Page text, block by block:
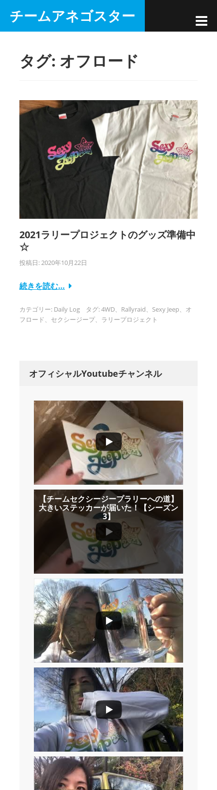
テ
チームアネゴスター
タグ: オフロード
2021ラリープロジェクトのグッズ準備中
☆
投稿日:2020年10月22日
続きを読む…
カテゴリー: Daily Log タグ:4WD、 Rallyraid、 Sexy Jeep、 オ
フロード、 セクシージープ、 ラリープロジェクト
オフィシャルYoutubeチャンネル
【チームセクシージープラリーへの道】
大きいステッカーが届いた！【シーズン
3】